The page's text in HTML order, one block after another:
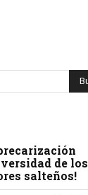
de los
salteños!